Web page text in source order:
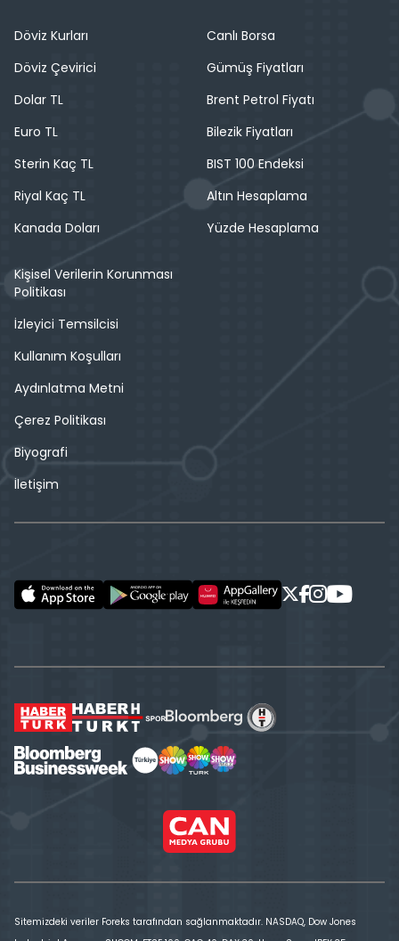
Döviz Kurları
Döviz Çevirici
Dolar TL
Euro TL
Sterin Kaç TL
Riyal Kaç TL
Kanada Doları
Canlı Borsa
Gümüş Fiyatları
Brent Petrol Fiyatı
Bilezik Fiyatları
BIST 100 Endeksi
Altın Hesaplama
Yüzde Hesaplama
Kişisel Verilerin Korunması
Politikası
İzleyici Temsilcisi
Kullanım Koşulları
Aydınlatma Metni
Çerez Politikası
Biyografi
İletişim
Sitemizdeki veriler Foreks tarafından sağlanmaktadır. NASDAQ, Dow Jones